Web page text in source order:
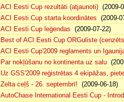
ACI Eesti Cup rezultāti (atjaunoti) (2009-
ACI Eesti Cup starta koordinātes (2009-
ACI Eesti Cup leģendas (2009-07-22)
Best of ACI Eesti Cup ORGuliste
ACI Eesti Cup'2009 reglaments un
Par nokļūšanu no kontinenta uz salu
Uz GSS'2009 reģistrētas 4 ekipāžas,
Zelta ceļš - 26. septembrī! (2009-06-18)
AutoChase International Eesti Cup -